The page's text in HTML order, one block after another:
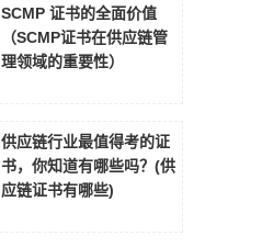
SCMP 证书的全面价值
（SCMP证书在供应链管
理领域的重要性）
供应链行业最值得考的证
书，你知道有哪些吗？(供
应链证书有哪些)